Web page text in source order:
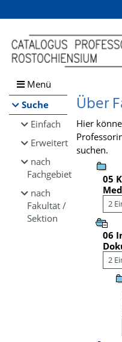
Browsen
direkt zum Inhalt
Menü
Suche
Einfach
Erweitert
nach
Fachgebiet
nach
Fakultät /
Sektion
Über
Hier
suchen.
05
2
06
2